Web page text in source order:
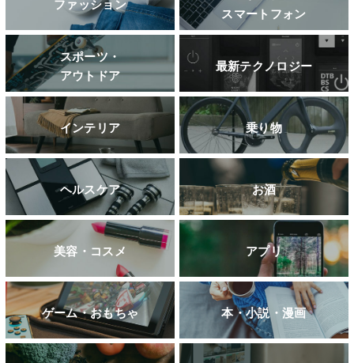
ファッション
スマートフォン
スポーツ・
アウトドア
最新テクノロジー
インテリア 乗り物
ヘルスケア お酒
美容・コスメ アプリ
ゲーム・おもちゃ 本・小説・漫画